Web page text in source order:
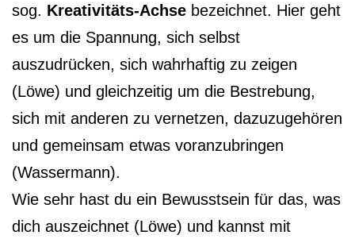
sog. Kreativitäts-Achse bezeichnet. Hier geht
es um die Spannung, sich selbst
auszudrücken, sich wahrhaftig zu zeigen
(Löwe) und gleichzeitig um die Bestrebung,
sich mit anderen zu vernetzen, dazuzugehören
und gemeinsam etwas voranzubringen
(Wassermann).
Wie sehr hast du ein Bewusstsein für das, was
dich auszeichnet (Löwe) und kannst mit